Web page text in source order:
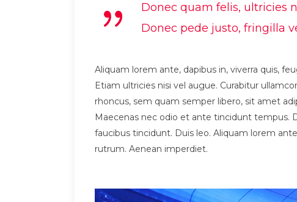
Donec quam felis, ultricies
Donec pede justo, fringilla
Aliquam lorem ante, dapibus in, viverra quis,
Etiam ultricies nisi vel augue. Curabitur
rhoncus, sem quam semper libero, sit amet
Maecenas nec odio et ante tincidunt tempus.
faucibus tincidunt. Duis leo. Aliquam lorem
rutrum. Aenean imperdiet.